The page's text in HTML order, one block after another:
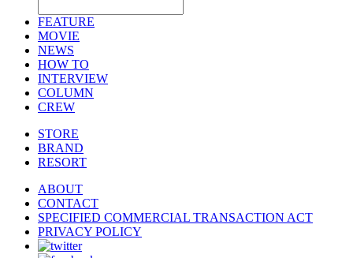
FEATURE
MOVIE
NEWS
HOW TO
INTERVIEW
COLUMN
CREW
STORE
BRAND
RESORT
ABOUT
CONTACT
SPECIFIED COMMERCIAL TRANSACTION ACT
PRIVACY POLICY